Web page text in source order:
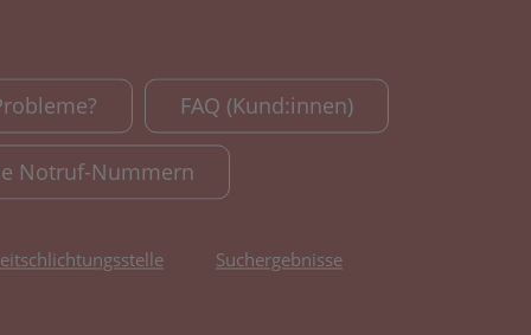
FAQ (Kund:innen)
Notruf-Nummern
Suchergebnisse